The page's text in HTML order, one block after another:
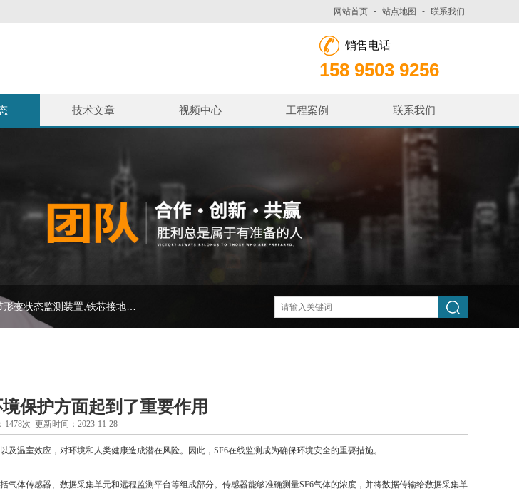
网站首页 - 站点地图 - 联系我们
销售电话
158 9503 9256
技术文章 视频中心 工程案例 联系我们
保护方面起到了重要作用
1478次 更新时间：2023-11-28
室效应，对环境和人类健康造成潜在风险。因此，SF6在线监测成为确保环境安全的重要措施。
体传感器、数据采集单元和远程监测平台等组成部分。传感器能够准确测量SF6气体的浓度，并将数据传输给数据采集单